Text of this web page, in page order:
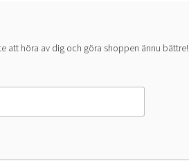
att höra av dig och göra shoppen ännu bättre!